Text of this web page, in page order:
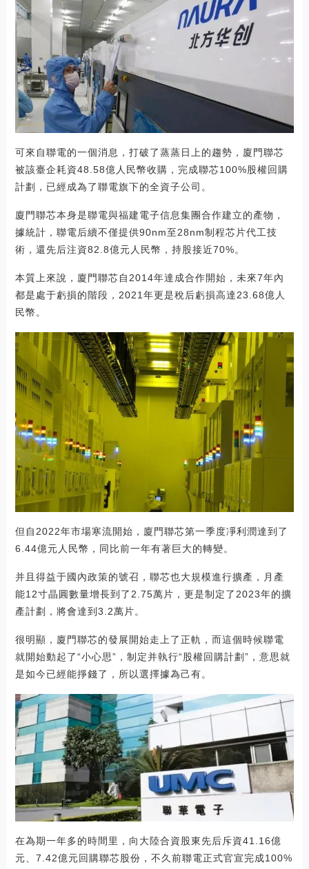
可來自聯電的一個消息，打破了蒸蒸日上的趨勢，廈門聯芯
被該臺企耗資48.58億人民幣收購，完成聯芯100%股權回購
計劃，已經成為了聯電旗下的全資子公司。
廈門聯芯本身是聯電與福建電子信息集團合作建立的產物，
據統計，聯電后續不僅提供90nm至28nm制程芯片代工技
術，還先后注資82.8億元人民幣，持股接近70%。
本質上來說，廈門聯芯自2014年達成合作開始，未來7年內
都是處于虧損的階段，2021年更是稅后虧損高達23.68億人
民幣。
但自2022年市場寒流開始，廈門聯芯第一季度凈利潤達到了
6.44億元人民幣，同比前一年有著巨大的轉變。
并且得益于國內政策的號召，聯芯也大規模進行擴產，月產
能12寸晶圓數量增長到了2.75萬片，更是制定了2023年的擴
產計劃，將會達到3.2萬片。
很明顯，廈門聯芯的發展開始走上了正軌，而這個時候聯電
就開始動起了“小心思”，制定并執行“股權回購計劃”，意思就
是如今已經能掙錢了，所以選擇據為己有。
在為期一年多的時間里，向大陸合資股東先后斥資41.16億
元、7.42億元回購聯芯股份，不久前聯電正式官宣完成100%